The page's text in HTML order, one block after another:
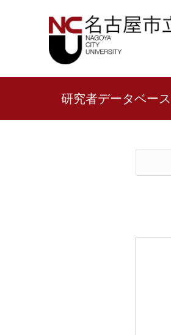
研究者データベース